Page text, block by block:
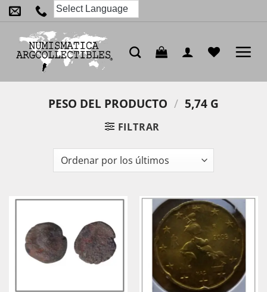
Saltar
al
contenido
PESO DEL PRODUCTO / 5,74 G
FILTRAR